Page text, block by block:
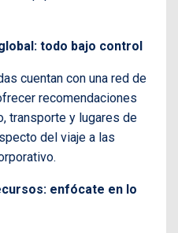
todo bajo control
cuentan con una red de
recomendaciones
transporte y lugares de
del viaje a las
enfócate en lo